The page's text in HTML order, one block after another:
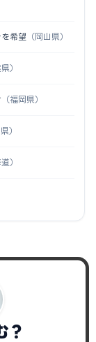
希望 （岡山県）
）
（福岡県）
）
）
？